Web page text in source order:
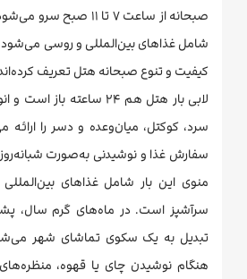
صبحانه از ساعت ۷ تا ۱۱
شامل غذاهای بین‌المللی و روسی
کیفیت و تنوع صبحانه هتل تعریف
لابی بار هتل هم ۲۴ ساعته
سرد، کوکتل، میان‌وعده و دسر را
سفارش غذا و نوشیدنی به‌صورت
منوی این بار شامل غذاهای
سرآشپز است. در ماه‌های گرم سال،
تبدیل به یک سکوی تماشای شهر
هنگام نوشیدن چای یا قهوه،